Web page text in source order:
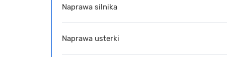
Naprawa silnika
Naprawa usterki